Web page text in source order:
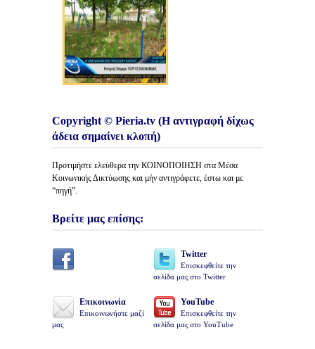
Copyright © Pieria.tv (Η αντιγραφή δίχως
άδεια σημαίνει κλοπή)
Προτιμήστε ελεύθερα την ΚΟΙΝΟΠΟΙΗΣΗ στα Μέσα
Κοινωνικής Δικτύωσης και μήν αντιγράφετε, έστω και με
“πηγή”.
Βρείτε μας επίσης:
Twitter
Επισκεφθείτε την
σελίδα μας στο Twitter
Επικοινωνία
Επικοινωνήστε μαζί
μας
YouTube
Επισκεφθείτε την
σελίδα μας στο YouTube